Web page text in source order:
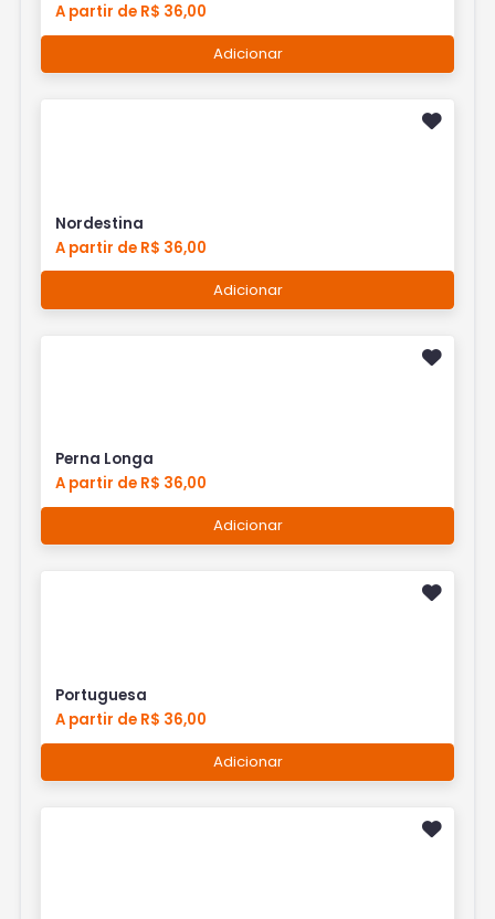
A partir de R$ 36,00
Adicionar
Nordestina
A partir de R$ 36,00
Adicionar
Perna Longa
A partir de R$ 36,00
Adicionar
Portuguesa
A partir de R$ 36,00
Adicionar